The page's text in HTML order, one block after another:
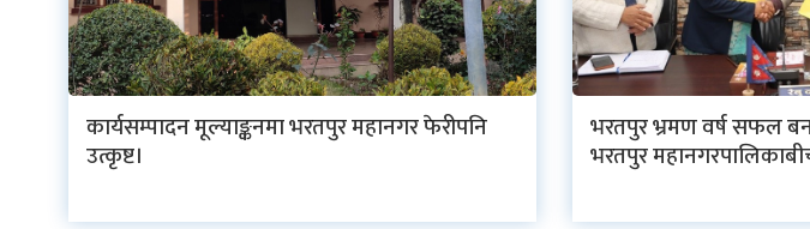
कार्यसम्पादन मूल्याङ्कनमा भरतपुर महानगर फेरीपनि
उत्कृष्ट।
भरतपुर भ्रमण वर्ष सफल
भरतपुर